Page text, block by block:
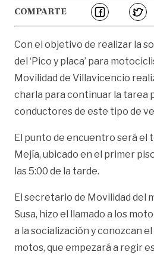
COMPARTE
Con el objetivo de realizar la
del ‘Pico y placa’ para
Movilidad de Villavicencio
charla para continuar la tarea
conductores de este tipo de
El punto de encuentro será el
Mejía, ubicado en el primer
las 5:00 de la tarde.
El secretario de Movilidad del
Susa, hizo el llamado a los
a la socialización y conozcan el
motos, que empezará a regir